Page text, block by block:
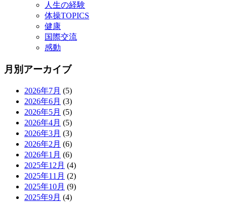
人生の経験
体操TOPICS
健康
国際交流
感動
月別アーカイブ
2026年7月 (5)
2026年6月 (3)
2026年5月 (5)
2026年4月 (5)
2026年3月 (3)
2026年2月 (6)
2026年1月 (6)
2025年12月 (4)
2025年11月 (2)
2025年10月 (9)
2025年9月 (4)